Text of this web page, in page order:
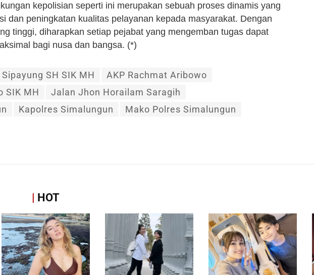
kepolisian seperti ini merupakan sebuah proses dinamis yang
dan peningkatan kualitas pelayanan kepada masyarakat. Dengan
tinggi, diharapkan setiap pejabat yang mengemban tugas dapat
bagi nusa dan bangsa. (*)
SH SIK MH
AKP Rachmat Aribowo
SIK MH
Jalan Jhon Horailam Saragih
Kapolres Simalungun
Mako Polres Simalungun
| HOT